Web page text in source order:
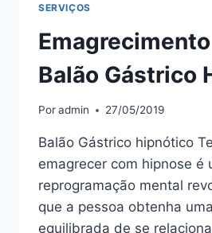
SERVIÇOS
Balão Gástrico
Poradmin 27/05/2019
Balão Gástrico hipnótico
emagrecer com hipnose é
reprogramação mental
que a pessoa obtenha
equilibrada de se